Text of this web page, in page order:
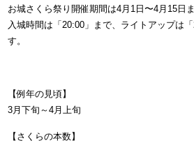
お城さくら祭り開催期間は4月1日〜4月15日
入城時間は「20:00」まで、ライトアップは
す。
【例年の見頃】
3月下旬～4月上旬
【さくらの本数】